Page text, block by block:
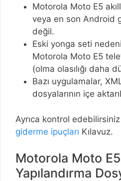
Motorola Moto E5
veya en son Android
değil.
Eski yonga seti
Motorola Moto E5
(olma olasılığı daha
Bazı uygulamalar,
dosyalarının içe
Ayrıca kontrol edebilirsiniz
giderme ipuçları Kılavuz.
Motorola Moto
Yapılandırma